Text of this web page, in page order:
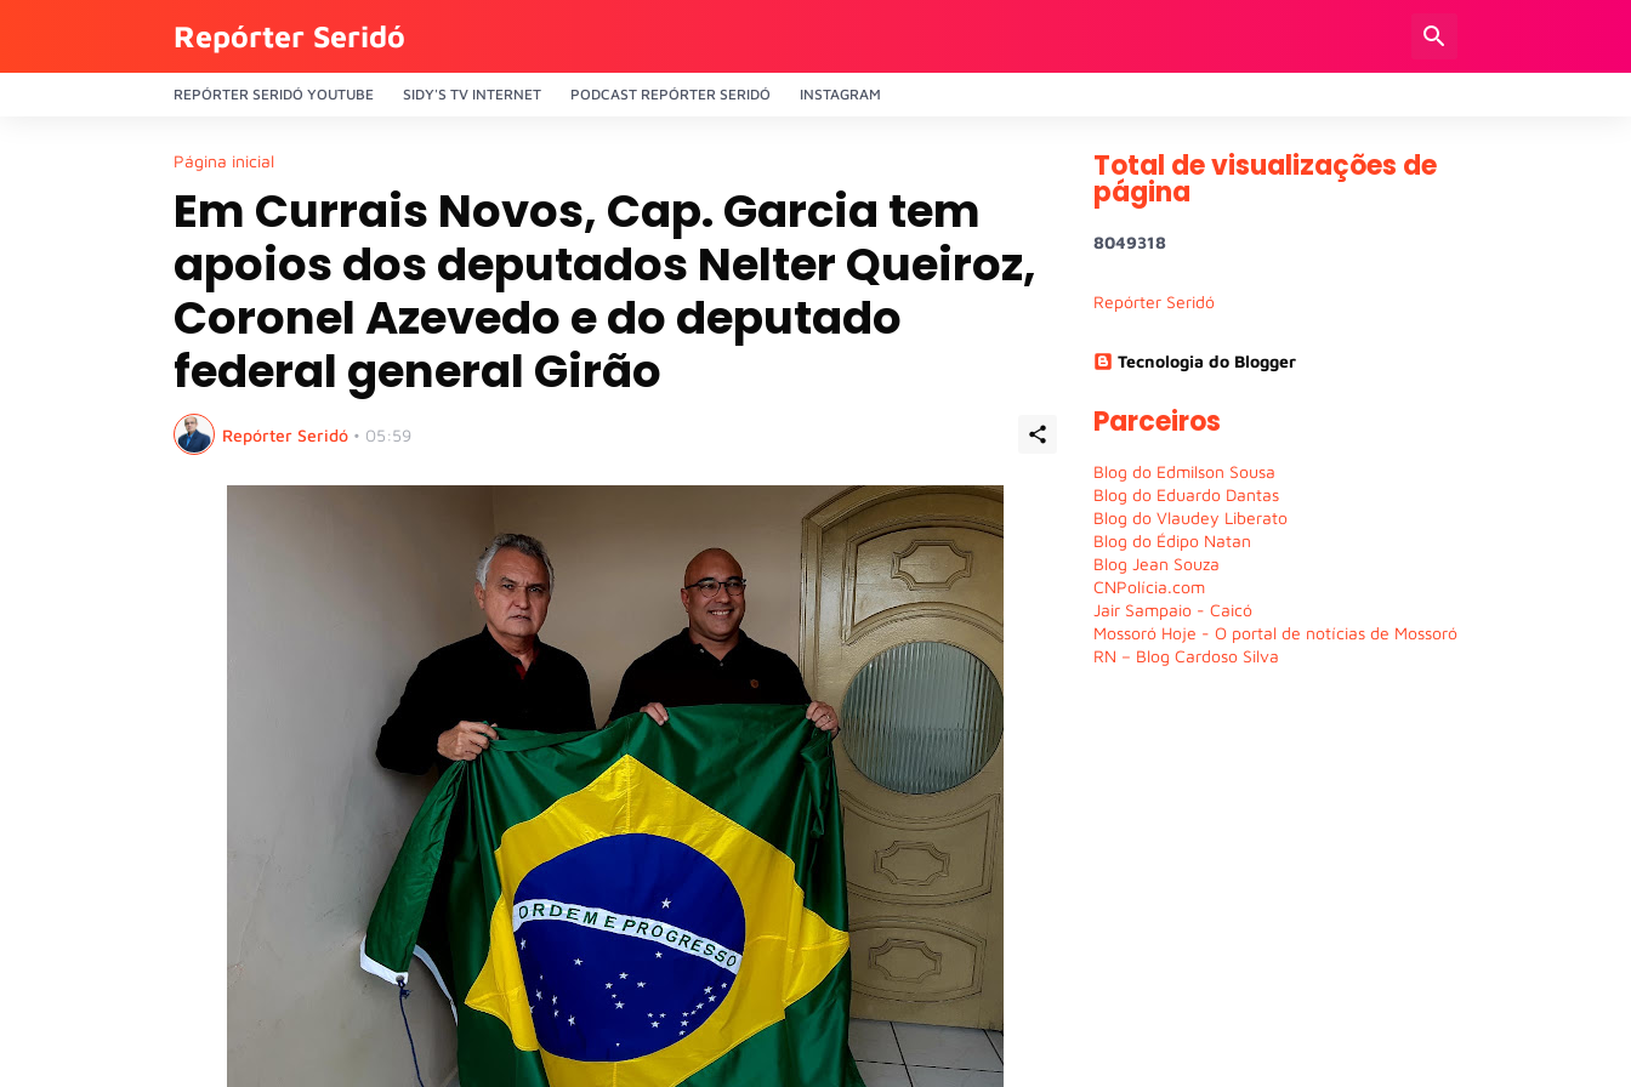
Repórter Seridó
REPÓRTER SERIDÓ YOUTUBE SIDY'S TV INTERNET PODCAST REPÓRTER SERIDÓ INSTAGRAM
Página inicial
Em Currais Novos, Cap. Garcia tem
apoios dos deputados Nelter Queiroz,
Coronel Azevedo e do deputado
federal general Girão
Repórter Seridó • 05:59
Total de visualizações de
página
8049318
Repórter Seridó
Tecnologia do Blogger
Parceiros
Blog do Edmilson Sousa
Blog do Eduardo Dantas
Blog do Vlaudey Liberato
Blog do Édipo Natan
Blog Jean Souza
CNPolícia.com
Jair Sampaio - Caicó
Mossoró Hoje - O portal de notícias de Mossoró
RN – Blog Cardoso Silva